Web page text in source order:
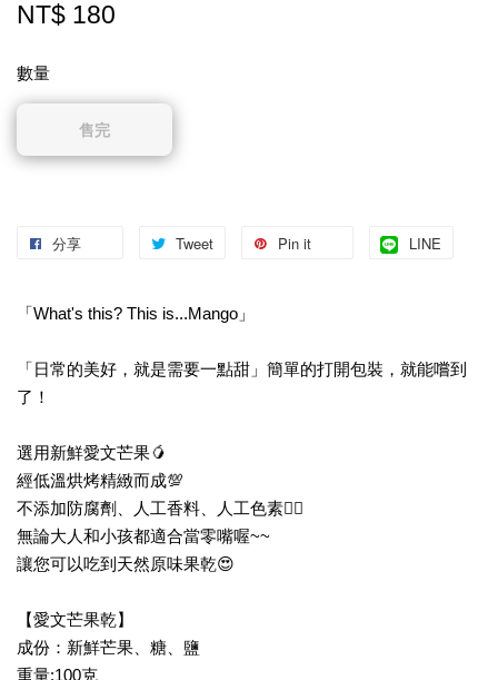
NT$ 180
數量
售完
分享 Tweet Pin it LINE
「What's this? This is...Mango」
「日常的美好，就是需要一點甜」簡單的打開包裝，就能嚐到
了！
選用新鮮愛文芒果🥭
經低溫烘烤精緻而成💯
不添加防腐劑、人工香料、人工色素👍🏻
無論大人和小孩都適合當零嘴喔~~
讓您可以吃到天然原味果乾😍
【愛文芒果乾】
成份：新鮮芒果、糖、鹽
重量:100克